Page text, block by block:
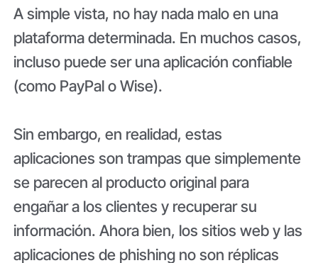
A simple vista, no hay nada malo en una
plataforma determinada. En muchos casos,
incluso puede ser una aplicación confiable
(como PayPal o Wise).
Sin embargo, en realidad, estas
aplicaciones son trampas que simplemente
se parecen al producto original para
engañar a los clientes y recuperar su
información. Ahora bien, los sitios web y las
aplicaciones de phishing no son réplicas